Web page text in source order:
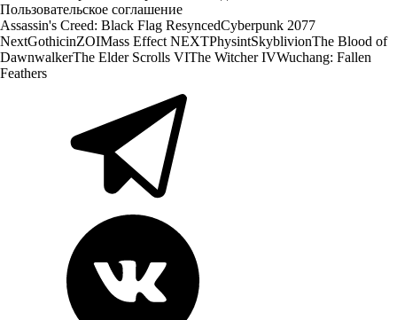
Пользовательское соглашение
Assassin's Creed: Black Flag ResyncedCyberpunk 2077
NextGothicinZOIMass Effect NEXTPhysintSkyblivionThe Blood of
DawnwalkerThe Elder Scrolls VIThe Witcher IVWuchang: Fallen
Feathers